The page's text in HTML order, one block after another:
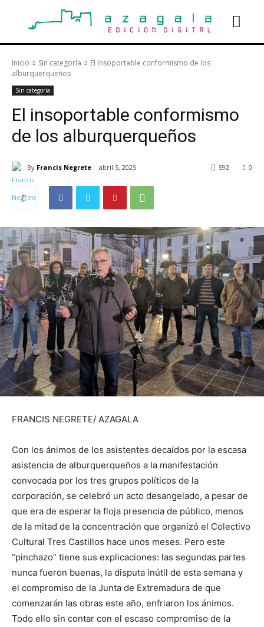
Inicio Sin categoría
El insoportable conformismo de los
alburquerqueños
Sin categoría
El insoportable conformismo
de los alburquerqueños
By Francis Negrete abril 5, 2025 0
592
FRANCIS NEGRETE/ AZAGALA
Con los ánimos de los asistentes decaídos por la escasa
asistencia de alburquerqueños a la manifestación
convocada por los tres grupos políticos de la
corporación, se celebró un acto desangelado, a pesar de
que era de esperar la floja presencia de público, menos
de la mitad de la concentración que organizó el Colectivo
Cultural Tres Castillos hace unos meses. Pero este
“pinchazo” tiene sus explicaciones: las segundas partes
nunca fueron buenas, la disputa inútil de esta semana y
el compromiso de la Junta de Extremadura de que
comenzarán las obras este año, enfriaron los ánimos.
Todo ello sin contar con el escaso compromiso de la